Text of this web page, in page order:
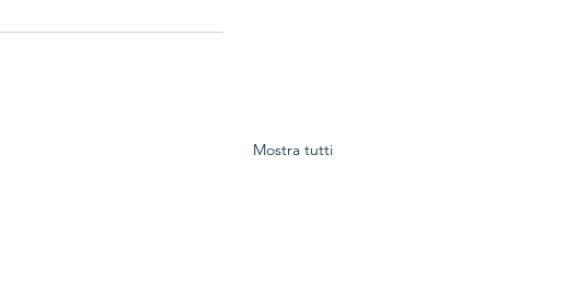
Mostra tutti